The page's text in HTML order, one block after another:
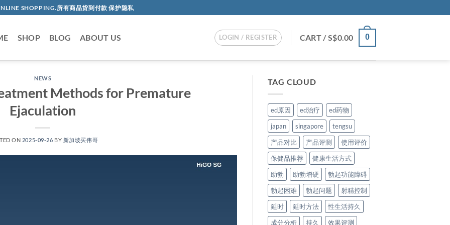
SHOPPING.所有商品货到付款 保护隐私
SHOP BLOG ABOUT US LOGIN / REGISTER CART /S$0.00 0
NEWS
Methods for Premature
Ejaculation​
ON 2025-09-26 BY 新加坡买伟哥
TAG CLOUD
ed原因 ed治疗
ed药物
japan
singapore
tengsu
产品对比
产品评测
使用评价
保健品推荐
健康生活方式
助勃
助勃增硬
勃起功能障碍
勃起困难
勃起问题
射精控制
延时
延时方法
性生活持久
成分分析
持久
效果评测